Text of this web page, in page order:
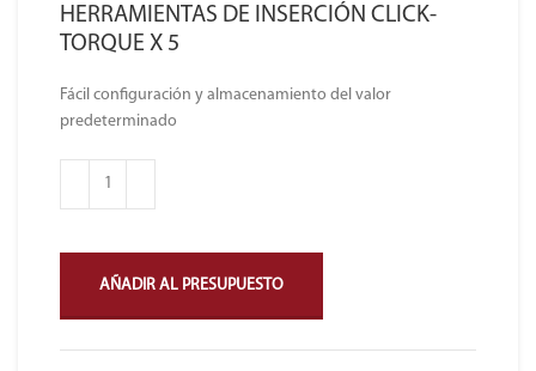
HERRAMIENTAS DE INSERCIÓN CLICK-
TORQUE X 5
Fácil configuración y almacenamiento del valor
predeterminado
AÑADIR AL PRESUPUESTO